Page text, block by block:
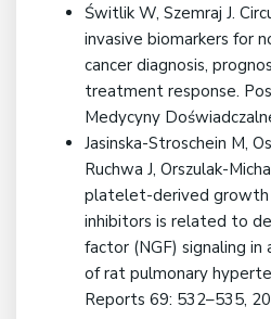
Świtlik W, Szemraj J.
invasive biomarkers for
cancer diagnosis,
treatment response.
Medycyny
Jasinska-Stroschein M,
Ruchwa J, Orszulak-
platelet-derived growth
inhibitors is related to
factor (NGF) signaling
of rat pulmonary
Reports 69: 532–535,